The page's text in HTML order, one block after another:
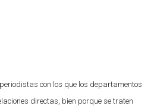
con los que los departamentos
directas, bien porque se traten